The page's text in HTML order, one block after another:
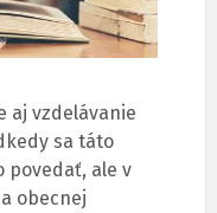
aj vzdelávanie
sa táto
povedať, ale v
obecnej